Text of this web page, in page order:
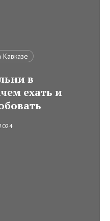
в
ехать и